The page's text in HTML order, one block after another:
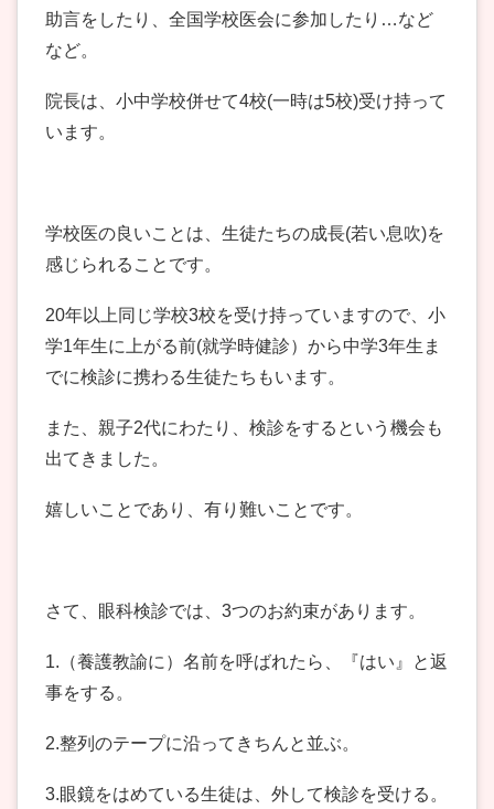
助言をしたり、全国学校医会に参加したり…など
など。
院長は、小中学校併せて4校(一時は5校)受け持って
います。
学校医の良いことは、生徒たちの成長(若い息吹)を
感じられることです。
20年以上同じ学校3校を受け持っていますので、小
学1年生に上がる前(就学時健診）から中学3年生ま
でに検診に携わる生徒たちもいます。
また、親子2代にわたり、検診をするという機会も
出てきました。
嬉しいことであり、有り難いことです。
さて、眼科検診では、3つのお約束があります。
1.（養護教諭に）名前を呼ばれたら、『はい』と返
事をする。
2.整列のテープに沿ってきちんと並ぶ。
3.眼鏡をはめている生徒は、外して検診を受ける。